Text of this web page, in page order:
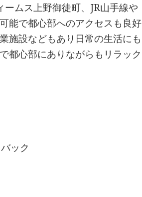
ムス上野御徒町、JR山手線や
能で都心部へのアクセスも良好
施設などもあり日常の生活にも
都心部にありながらもリラック
ック